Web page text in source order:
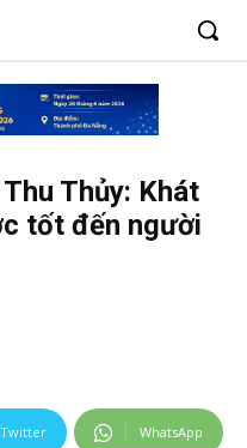
Thủy: Khát
tốt đến người
Twitter WhatsApp